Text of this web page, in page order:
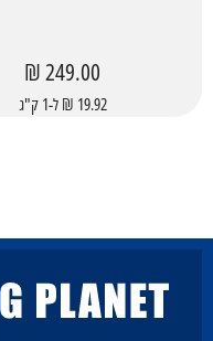
249.00 ₪
19.92 ₪ ל-1 ק"ג